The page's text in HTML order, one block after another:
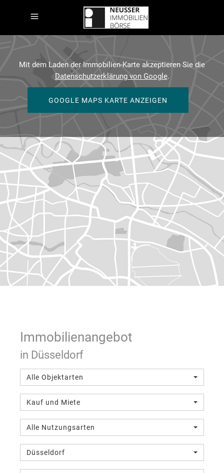
Mit dem Laden der Immobilien-Karte akzeptieren Sie die
Datenschutzerklärung von Google.
GOOGLE MAPS KARTE ANZEIGEN
Immobilien­angebot
in Düsseldorf
Alle Objektarten
Kauf und Miete
Alle Nutzungsarten
Düsseldorf